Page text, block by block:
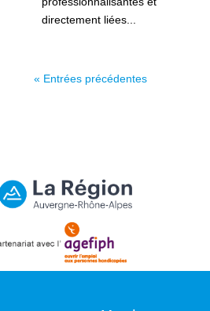
directement liées...
« Entrées précédentes